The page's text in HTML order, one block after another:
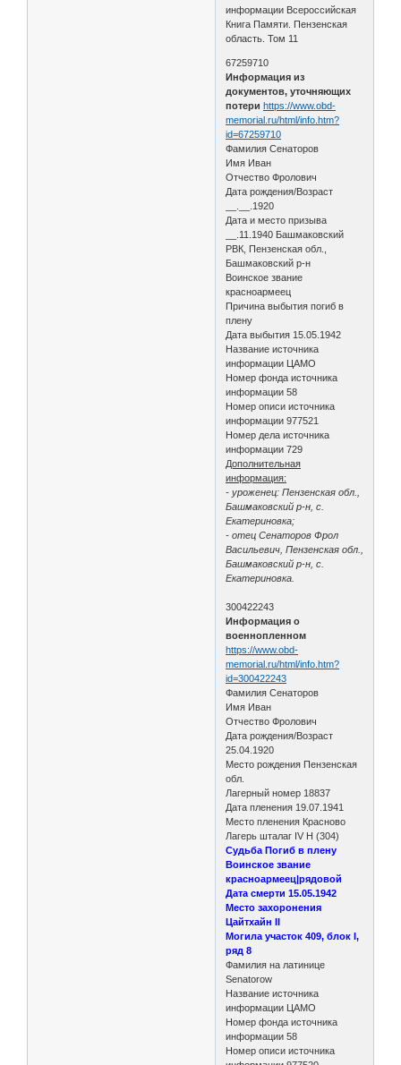
информации Всероссийская
Книга Памяти. Пензенская
область. Том 11
67259710
Информация из
документов, уточняющих
потери https://www.obd-
memorial.ru/html/info.htm?
id=67259710
Фамилия Сенаторов
Имя Иван
Отчество Фролович
Дата рождения/Возраст
__.__.1920
Дата и место призыва
__.11.1940 Башмаковский
РВК, Пензенская обл.,
Башмаковский р-н
Воинское звание
красноармеец
Причина выбытия погиб в
плену
Дата выбытия 15.05.1942
Название источника
информации ЦАМО
Номер фонда источника
информации 58
Номер описи источника
информации 977521
Номер дела источника
информации 729
Дополнительная
информация:
- уроженец: Пензенская обл.,
Башмаковский р-н, с.
Екатериновка;
- отец Сенаторов Фрол
Васильевич, Пензенская обл.,
Башмаковский р-н, с.
Екатериновка.
300422243
Информация о
военнопленном
https://www.obd-
memorial.ru/html/info.htm?
id=300422243
Фамилия Сенаторов
Имя Иван
Отчество Фролович
Дата рождения/Возраст
25.04.1920
Место рождения Пензенская
обл.
Лагерный номер 18837
Дата пленения 19.07.1941
Место пленения Красново
Лагерь шталаг IV H (304)
Судьба Погиб в плену
Воинское звание
красноармеец|рядовой
Дата смерти 15.05.1942
Место захоронения
Цайтхайн II
Могила участок 409, блок I,
ряд 8
Фамилия на латинице
Senatorow
Название источника
информации ЦАМО
Номер фонда источника
информации 58
Номер описи источника